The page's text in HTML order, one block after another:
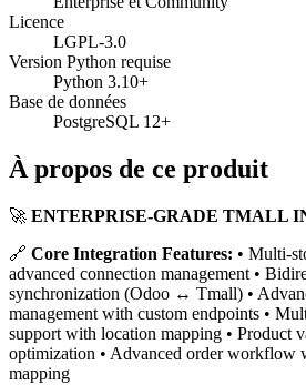
Licence
LGPL-3.0
Version Python requise
Python 3.10+
Base de données
PostgreSQL 12+
À propos de ce produit
🚀 ENTERPRISE-GRADE TMALL
🔗 Core Integration Features: • Multi-
advanced connection management •
synchronization (Odoo ↔ Tmall) •
management with custom endpoints •
support with location mapping • Product
optimization • Advanced order workflow
mapping